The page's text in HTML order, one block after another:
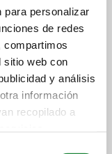
para personalizar
de redes
compartimos
sitio web con
y análisis
información
recopilado a
de esta